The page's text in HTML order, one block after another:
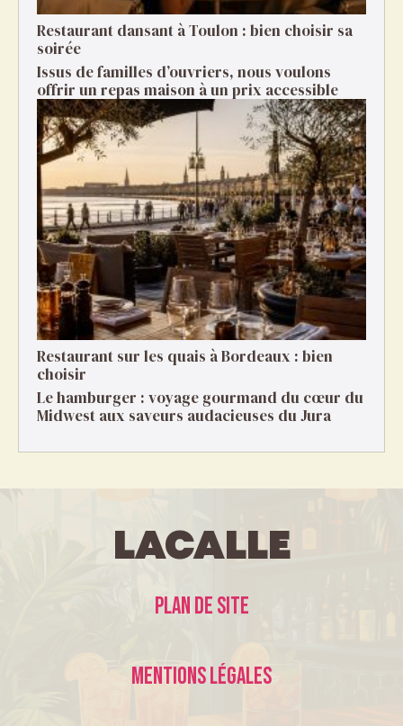
Restaurant dansant à Toulon : bien choisir sa
soirée
Issus de familles d’ouvriers, nous voulons
offrir un repas maison à un prix accessible
Restaurant sur les quais à Bordeaux : bien
choisir
Le hamburger : voyage gourmand du cœur du
Midwest aux saveurs audacieuses du Jura
LaCalle
Plan de site
Mentions légales